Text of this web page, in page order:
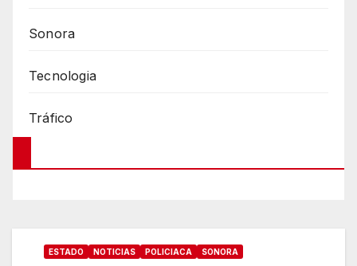
Sonora
Tecnologia
Tráfico
ESTADO NOTICIAS POLICIACA SONORA